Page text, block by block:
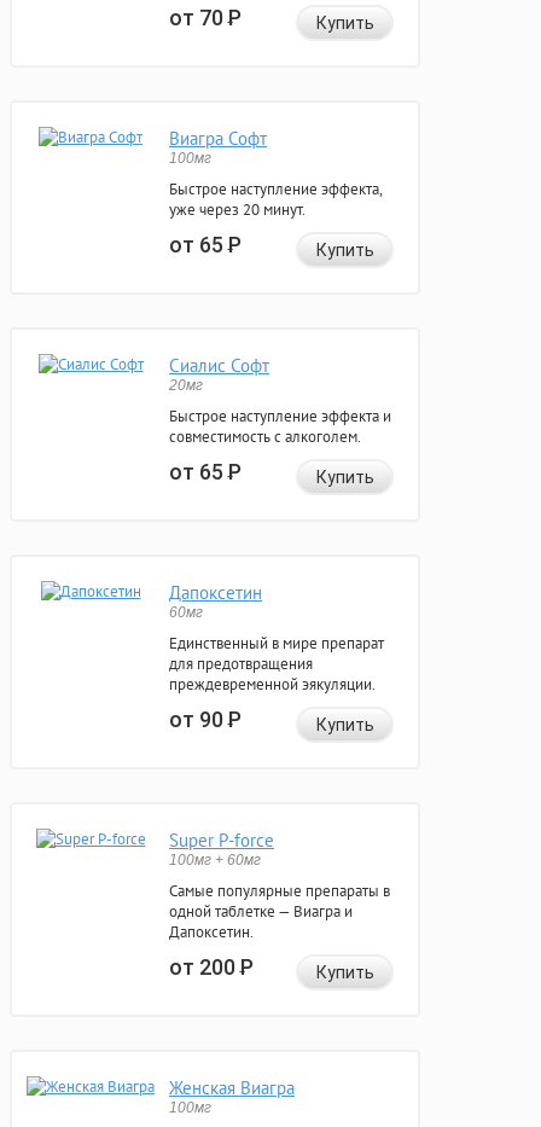
от 70Р Купить
Виагра Софт
100мг
Быстрое наступление эффекта,
уже через 20 минут.
от 65Р Купить
Сиалис Софт
20мг
Быстрое наступление эффекта и
совместимость с алкоголем.
от 65Р Купить
Дапоксетин
60мг
Единственный в мире препарат
для предотвращения
преждевременной эякуляции.
от 90Р Купить
Super P-force
100мг + 60мг
Самые популярные препараты в
одной таблетке — Виагра и
Дапоксетин.
от 200Р Купить
Женская Виагра
100мг